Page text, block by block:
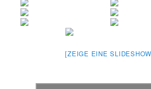
[ZEIGE EINE